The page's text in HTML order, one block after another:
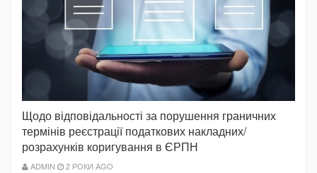
Щодо відповідальності за порушення граничних
термінів реєстрації податкових накладних/
розрахунків коригування в ЄРПН
ADMIN 2 РОКИ AGO